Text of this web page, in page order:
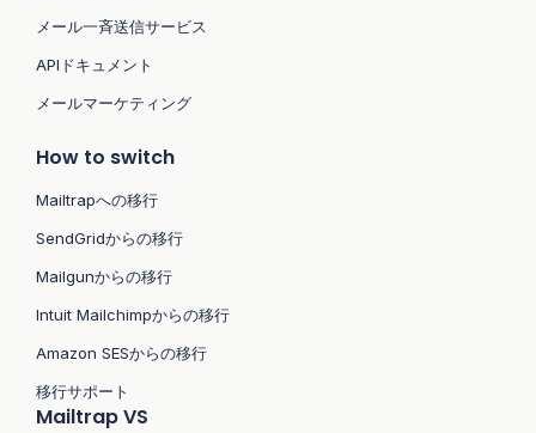
メール一斉送信サービス
APIドキュメント
メールマーケティング
How to switch
Mailtrapへの移行
SendGridからの移行
Mailgunからの移行
Intuit Mailchimpからの移行
Amazon SESからの移行
移行サポート
Mailtrap VS